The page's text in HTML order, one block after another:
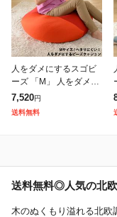
人をダメにするスゴビ
ーズ 「M」 人をダメに
するクッション リラッ
クス くつろぎ ビーズソ
ファー 伸縮性 和室 リ
7,520円
送料無料
送料無料◎人気の北
木のぬくもり溢れる北